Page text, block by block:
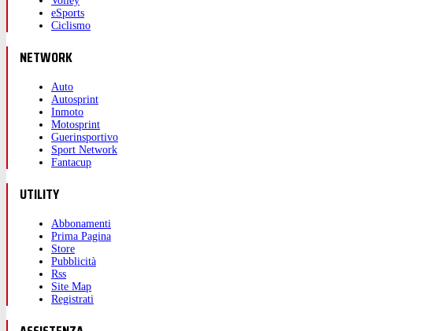
eSports
Ciclismo
NETWORK
Auto
Autosprint
Inmoto
Motosprint
Guerinsportivo
Sport Network
Fantacup
UTILITY
Abbonamenti
Prima Pagina
Store
Pubblicità
Rss
Site Map
Registrati